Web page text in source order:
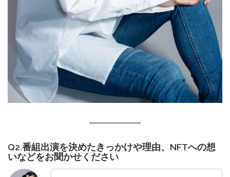
Q2.番組出演を決めたきっかけや理由、NFTへの想
いなどをお聞かせください